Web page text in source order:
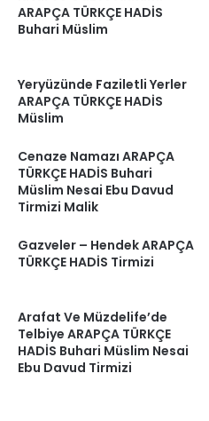
ARAPÇA TÜRKÇE HADİS
Buhari Müslim
Yeryüzünde Faziletli Yerler
ARAPÇA TÜRKÇE HADİS
Müslim
Cenaze Namazı ARAPÇA
TÜRKÇE HADİS Buhari
Müslim Nesai Ebu Davud
Tirmizi Malik
Gazveler – Hendek ARAPÇA
TÜRKÇE HADİS Tirmizi
Arafat Ve Müzdelife’de
Telbiye ARAPÇA TÜRKÇE
HADİS Buhari Müslim Nesai
Ebu Davud Tirmizi